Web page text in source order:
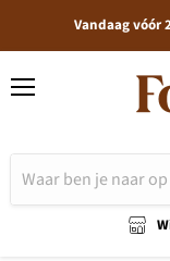
Vandaag vóór